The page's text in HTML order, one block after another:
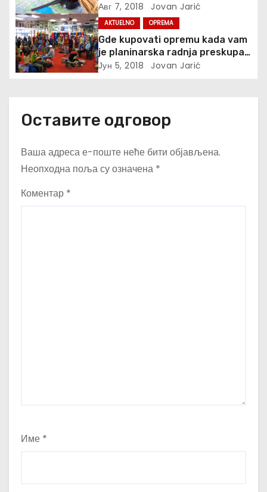
к
а
Авг 7, 2018 Jovan Jarić
AKTUELNO OPREMA
Gde kupovati opremu kada vam
je planinarska radnja preskupa
ili nemaju vaš broj?
Јун 5, 2018 Jovan Jarić
Оставите одговор
Ваша адреса е-поште неће бити објављена.
Неопходна поља су означена *
Коментар *
Име *